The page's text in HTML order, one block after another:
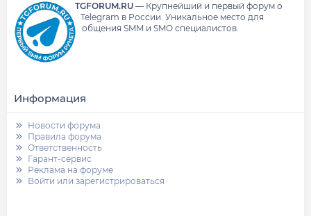
TGFORUM.RU— Крупнейший и первый форум о
Telegram в России. Уникальное место для
общения SMM и SMO специалистов.
Информация
Новости форума
Правила форума
Ответственность
Гарант-сервис
Реклама на форуме
Войти или зарегистрироваться